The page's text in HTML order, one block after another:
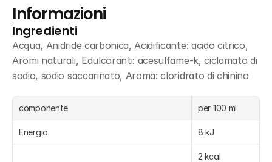
Informazioni
Ingredienti
Acqua, Anidride carbonica, Acidificante: acido citrico,
Aromi naturali, Edulcoranti: acesulfame-k, ciclamato di
sodio, sodio saccarinato, Aroma: cloridrato di chinino
componente per 100 ml
Energia 8 kJ
2 kcal